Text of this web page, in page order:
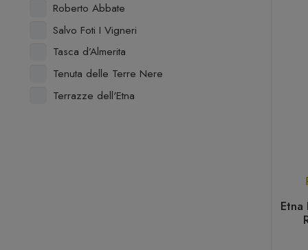
Roberto Abbate
Salvo Foti I Vigneri
Tasca d’Almerita
Tenuta delle Terre Nere
Terrazze dell'Etna